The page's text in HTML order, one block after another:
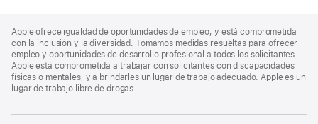
Footer
Apple ofrece igualdad de oportunidades de empleo, y está comprometida
con la inclusión y la diversidad. Tomamos medidas resueltas para ofrecer
empleo y oportunidades de desarrollo profesional a todos los solicitantes.
Apple está comprometida a trabajar con solicitantes con discapacidades
físicas o mentales, y a brindarles un lugar de trabajo adecuado. Apple es un
lugar de trabajo libre de drogas.